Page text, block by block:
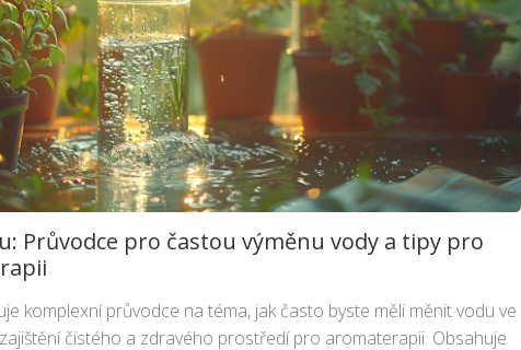
Průvodce pro častou výměnu vody a tipy pro
komplexní průvodce na téma, jak často byste měli měnit vodu ve
čistého a zdravého prostředí pro aromaterapii. Obsahuje